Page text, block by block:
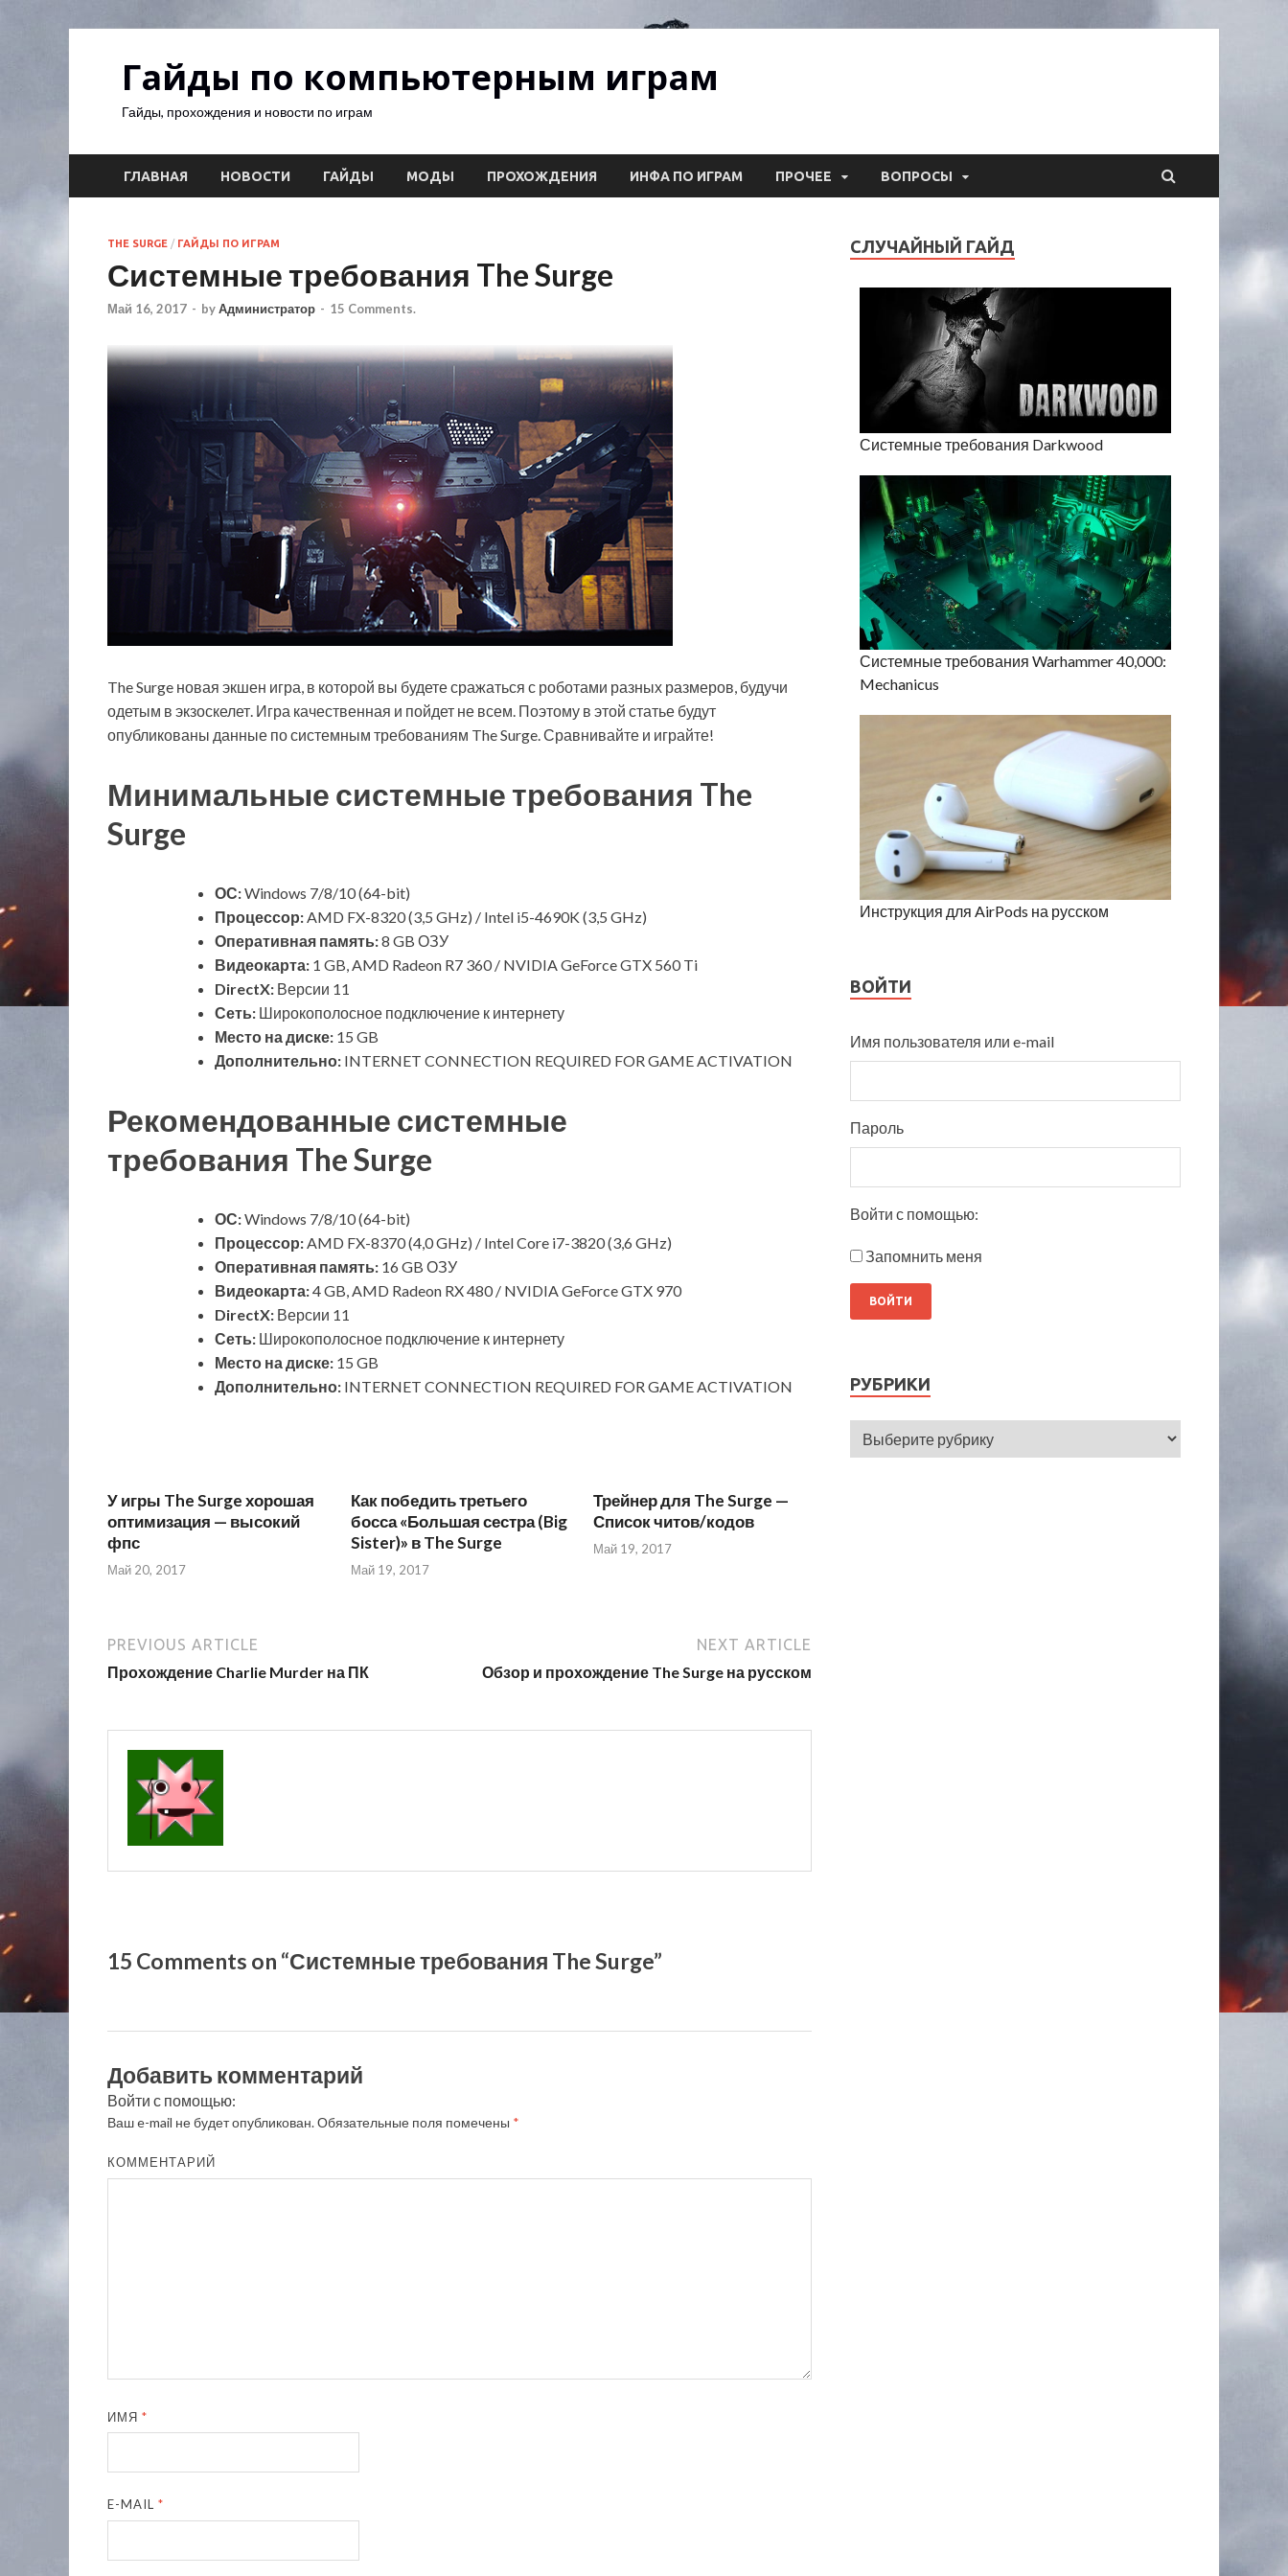
Гайды по компьютерным играм
Гайды, прохождения и новости по играм
ГЛАВНАЯ НОВОСТИ ГАЙДЫ МОДЫ ПРОХОЖДЕНИЯ ИНФА ПО ИГРАМ ПРОЧЕЕ ВОПРОСЫ
THE SURGE / ГАЙДЫ ПО ИГРАМ
Системные требования The Surge
Май 16, 2017 - byАдминистратор - 15 Comments.
The Surge новая экшен игра, в которой вы будете сражаться с роботами разных размеров, будучи
одетым в экзоскелет. Игра качественная и пойдет не всем. Поэтому в этой статье будут
опубликованы данные по системным требованиям The Surge. Сравнивайте и играйте!
Минимальные системные требования The
Surge
ОС:Windows 7/8/10 (64-bit)
Процессор:AMD FX-8320 (3,5 GHz) / Intel i5-4690K (3,5 GHz)
Оперативная память:8 GB ОЗУ
Видеокарта: 1 GB, AMD Radeon R7 360 / NVIDIA GeForce GTX 560 Ti
DirectX: Версии 11
Сеть: Широкополосное подключение к интернету
Место на диске: 15 GB
Дополнительно: INTERNET CONNECTION REQUIRED FOR GAME ACTIVATION
Рекомендованные системные
требования The Surge
ОС:Windows 7/8/10 (64-bit)
Процессор: AMD FX-8370 (4,0 GHz) / Intel Core i7-3820 (3,6 GHz)
Оперативная память: 16 GB ОЗУ
Видеокарта:4 GB, AMD Radeon RX 480 / NVIDIA GeForce GTX 970
DirectX: Версии 11
Сеть: Широкополосное подключение к интернету
Место на диске: 15 GB
Дополнительно: INTERNET CONNECTION REQUIRED FOR GAME ACTIVATION
У игры The Surge хорошая
оптимизация — высокий
фпс
Май 20, 2017
Как победить третьего
босса «Большая сестра (Big
Sister)» в The Surge
Май 19, 2017
Трейнер для The Surge —
Список читов/кодов
Май 19, 2017
PREVIOUS ARTICLE
Прохождение Charlie Murder на ПК
NEXT ARTICLE
Обзор и прохождение The Surge на русском
15 Comments on “Системные требования The Surge”
Добавить комментарий
Войти с помощью:
Ваш e-mail не будет опубликован.Обязательные поля помечены *
КОММЕНТАРИЙ
ИМЯ*
E-MAIL*
СЛУЧАЙНЫЙ ГАЙД
Системные требования Darkwood
Системные требования Warhammer 40,000:
Mechanicus
Инструкция для AirPods на русском
ВОЙТИ
Имя пользователя или e-mail
Пароль
Войти с помощью:
Запомнить меня
РУБРИКИ